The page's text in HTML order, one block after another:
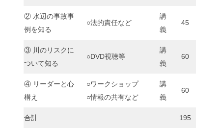
② 水辺の事故事
例を知る
○法的責任など
講
義
45
③ 川のリスクに
ついて知る
○DVD視聴等
講
義
60
④ リーダーと心
構え
○ワークショップ
○情報の共有など
講
義
60
合計 195